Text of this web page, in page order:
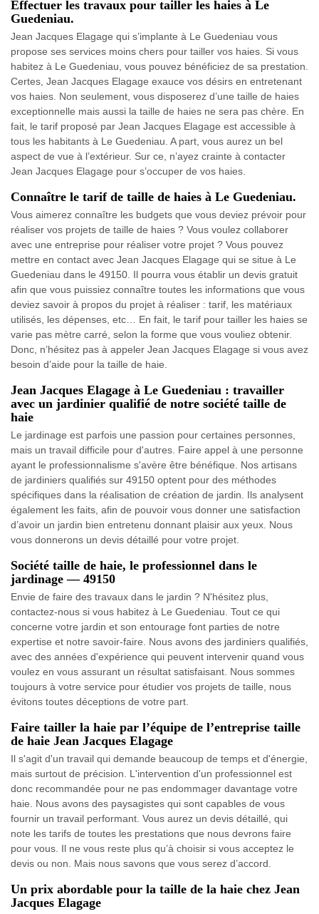
Effectuer les travaux pour tailler les haies à Le
Guedeniau.
Jean Jacques Elagage qui s’implante à Le Guedeniau vous
propose ses services moins chers pour tailler vos haies. Si vous
habitez à Le Guedeniau, vous pouvez bénéficiez de sa prestation.
Certes, Jean Jacques Elagage exauce vos désirs en entretenant
vos haies. Non seulement, vous disposerez d’une taille de haies
exceptionnelle mais aussi la taille de haies ne sera pas chère. En
fait, le tarif proposé par Jean Jacques Elagage est accessible à
tous les habitants à Le Guedeniau. A part, vous aurez un bel
aspect de vue à l’extérieur. Sur ce, n’ayez crainte à contacter
Jean Jacques Elagage pour s’occuper de vos haies.
Connaître le tarif de taille de haies à Le Guedeniau.
Vous aimerez connaître les budgets que vous deviez prévoir pour
réaliser vos projets de taille de haies ? Vous voulez collaborer
avec une entreprise pour réaliser votre projet ? Vous pouvez
mettre en contact avec Jean Jacques Elagage qui se situe à Le
Guedeniau dans le 49150. Il pourra vous établir un devis gratuit
afin que vous puissiez connaître toutes les informations que vous
deviez savoir à propos du projet à réaliser : tarif, les matériaux
utilisés, les dépenses, etc… En fait, le tarif pour tailler les haies se
varie pas mètre carré, selon la forme que vous vouliez obtenir.
Donc, n’hésitez pas à appeler Jean Jacques Elagage si vous avez
besoin d’aide pour la taille de haie.
Jean Jacques Elagage à Le Guedeniau : travailler
avec un jardinier qualifié de notre société taille de
haie
Le jardinage est parfois une passion pour certaines personnes,
mais un travail difficile pour d'autres. Faire appel à une personne
ayant le professionnalisme s'avère être bénéfique. Nos artisans
de jardiniers qualifiés sur 49150 optent pour des méthodes
spécifiques dans la réalisation de création de jardin. Ils analysent
également les faits, afin de pouvoir vous donner une satisfaction
d’avoir un jardin bien entretenu donnant plaisir aux yeux. Nous
vous donnerons un devis détaillé pour votre projet.
Société taille de haie, le professionnel dans le
jardinage — 49150
Envie de faire des travaux dans le jardin ? N'hésitez plus,
contactez-nous si vous habitez à Le Guedeniau. Tout ce qui
concerne votre jardin et son entourage font parties de notre
expertise et notre savoir-faire. Nous avons des jardiniers qualifiés,
avec des années d'expérience qui peuvent intervenir quand vous
voulez en vous assurant un résultat satisfaisant. Nous sommes
toujours à votre service pour étudier vos projets de taille, nous
évitons toutes déceptions de votre part.
Faire tailler la haie par l’équipe de l’entreprise taille
de haie Jean Jacques Elagage
Il s'agit d'un travail qui demande beaucoup de temps et d'énergie,
mais surtout de précision. L'intervention d'un professionnel est
donc recommandée pour ne pas endommager davantage votre
haie. Nous avons des paysagistes qui sont capables de vous
fournir un travail performant. Vous aurez un devis détaillé, qui
note les tarifs de toutes les prestations que nous devrons faire
pour vous. Il ne vous reste plus qu’à choisir si vous acceptez le
devis ou non. Mais nous savons que vous serez d’accord.
Un prix abordable pour la taille de la haie chez Jean
Jacques Elagage